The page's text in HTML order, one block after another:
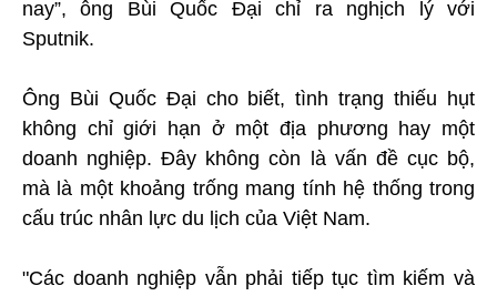
nay”, ông Bùi Quốc Đại chỉ ra nghịch lý với
Sputnik.
Ông Bùi Quốc Đại cho biết, tình trạng thiếu hụt
không chỉ giới hạn ở một địa phương hay một
doanh nghiệp. Đây không còn là vấn đề cục bộ,
mà là một khoảng trống mang tính hệ thống trong
cấu trúc nhân lực du lịch của Việt Nam.
"Các doanh nghiệp vẫn phải tiếp tục tìm kiếm và